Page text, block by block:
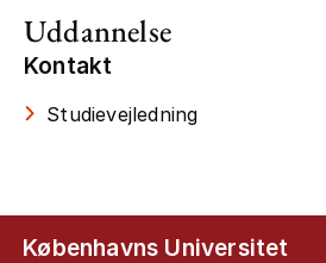
Uddannelse
Kontakt
Studievejledning
Københavns Universitet